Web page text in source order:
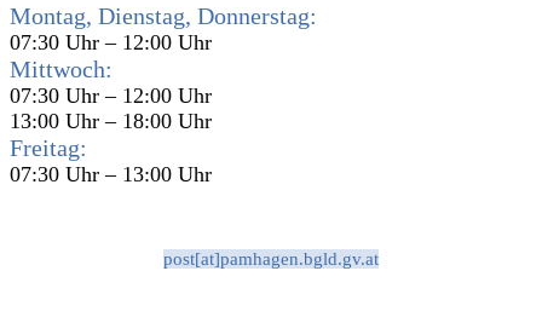
Montag, Dienstag, Donnerstag:
07:30 Uhr – 12:00 Uhr
Mittwoch:
07:30 Uhr – 12:00 Uhr
13:00 Uhr – 18:00 Uhr
Freitag:
07:30 Uhr – 13:00 Uhr
post[at]pamhagen.bgld.gv.at